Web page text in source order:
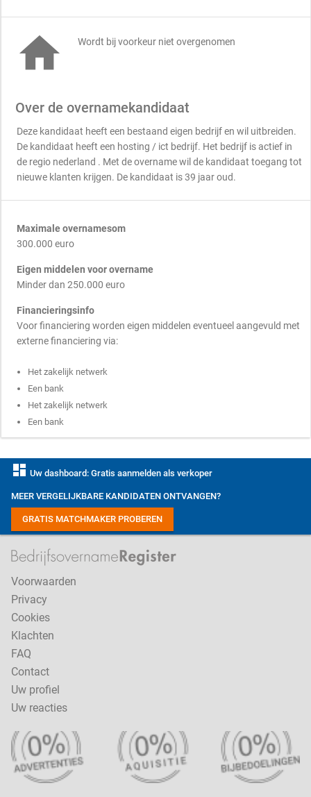
 Wordt bij voorkeur niet overgenomen
Over de overnamekandidaat
Deze kandidaat heeft een bestaand eigen bedrijf en wil uitbreiden.
De kandidaat heeft een hosting / ict bedrijf. Het bedrijf is actief in
de regio nederland . Met de overname wil de kandidaat toegang tot
nieuwe klanten krijgen. De kandidaat is 39 jaar oud.
Maximale overnamesom
300.000 euro
Eigen middelen voor overname
Minder dan 250.000 euro
Financieringsinfo
Voor financiering worden eigen middelen eventueel aangevuld met
externe financiering via:
Het zakelijk netwerk
Een bank
Het zakelijk netwerk
Een bank
dashboard Uw dashboard: Gratis aanmelden als verkoper
MEER VERGELIJKBARE KANDIDATEN ONTVANGEN?
GRATIS MATCHMAKER PROBEREN
Voorwaarden
Privacy
Cookies
Klachten
FAQ
Contact
Uw profiel
Uw reacties